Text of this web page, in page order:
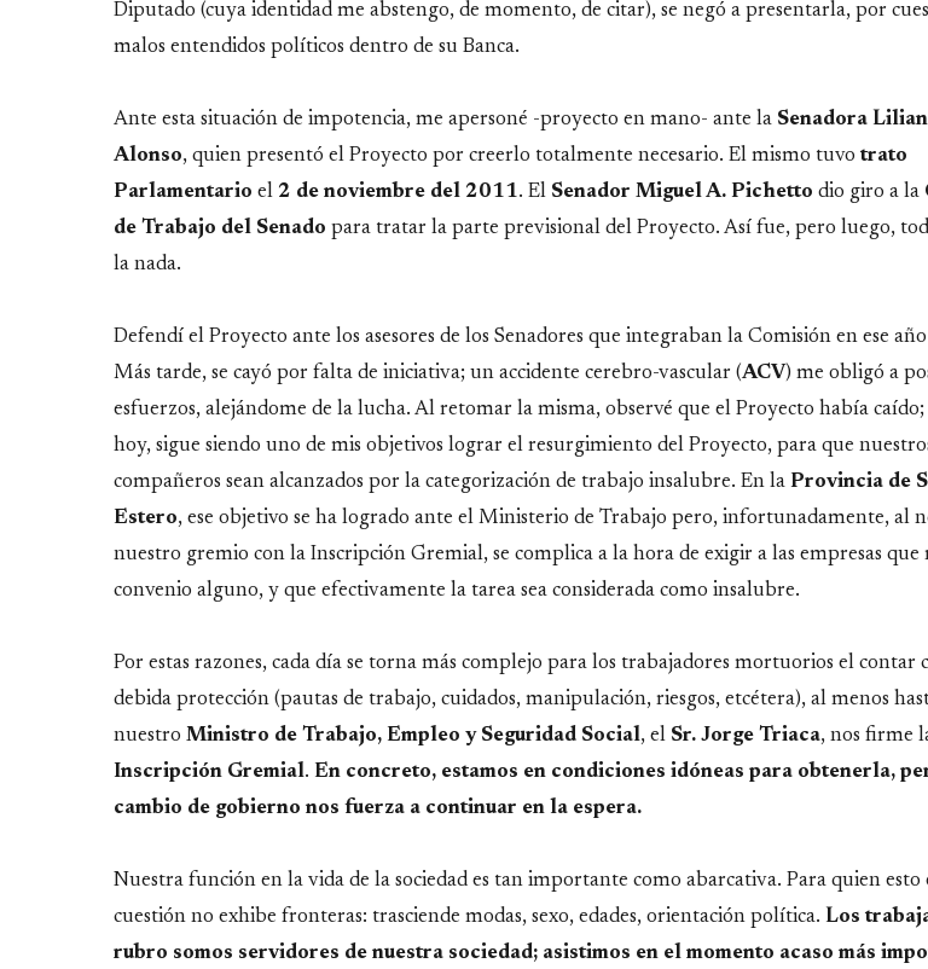
Diputado (cuya identidad me abstengo, de momento, de citar), se negó a presentarla, por
malos entendidos políticos dentro de su Banca.
Ante esta situación de impotencia, me apersoné -proyecto en mano- ante la Senadora
Alonso, quien presentó el Proyecto por creerlo totalmente necesario. El mismo tuvo trato
Parlamentario el 2 de noviembre del 2011. El Senador Miguel A. Pichetto dio giro a la
de Trabajo del Senado para tratar la parte previsional del Proyecto. Así fue, pero luego,
la nada.
Defendí el Proyecto ante los asesores de los Senadores que integraban la Comisión en ese
Más tarde, se cayó por falta de iniciativa; un accidente cerebro-vascular (ACV) me obligó a
esfuerzos, alejándome de la lucha. Al retomar la misma, observé que el Proyecto había caído;
hoy, sigue siendo uno de mis objetivos lograr el resurgimiento del Proyecto, para que
compañeros sean alcanzados por la categorización de trabajo insalubre. En la Provincia de
Estero, ese objetivo se ha logrado ante el Ministerio de Trabajo pero, infortunadamente, al
nuestro gremio con la Inscripción Gremial, se complica a la hora de exigir a las empresas que
convenio alguno, y que efectivamente la tarea sea considerada como insalubre.
Por estas razones, cada día se torna más complejo para los trabajadores mortuorios el contar
debida protección (pautas de trabajo, cuidados, manipulación, riesgos, etcétera), al menos
nuestro Ministro de Trabajo, Empleo y Seguridad Social, el Sr. Jorge Triaca, nos firme
Inscripción Gremial. En concreto, estamos en condiciones idóneas para obtenerla,
cambio de gobierno nos fuerza a continuar en la espera.
Nuestra función en la vida de la sociedad es tan importante como abarcativa. Para quien esto
cuestión no exhibe fronteras: trasciende modas, sexo, edades, orientación política. Los
rubro somos servidores de nuestra sociedad; asistimos en el momento acaso más